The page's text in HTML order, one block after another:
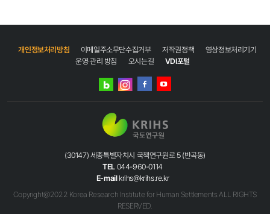
개인정보처리방침 이메일주소무단수집거부 저작권정책
영상정보처리기기
운영·관리 방침
오시는길 VDI포털
네이버
인스타그램
(30147) 세종특별자치시 국책연구원로 5 (반곡동)
TEL 044-960-0114
E-mail krihs@krihs.re.kr
Copyright@2022 Korea Research Institute for Human Settlements ALL RIGHTS
RESERVED.